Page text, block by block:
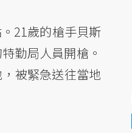
21歲的槍手貝斯
勤局人員開槍。
被緊急送往當地